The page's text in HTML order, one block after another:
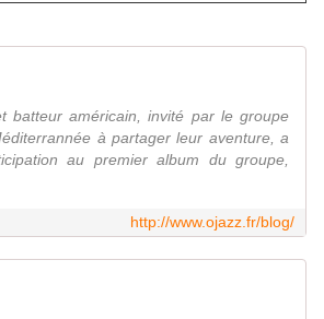
batteur américain, invité par le groupe
à partager leur aventure, a
au premier album du groupe,
http://www.ojazz.fr/blog/